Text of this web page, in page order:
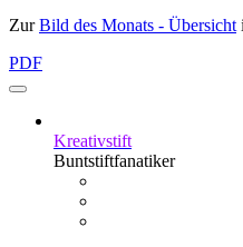
ZurBild des Monats - Übersicht
PDF
Kreativstift
Buntstiftfanatiker